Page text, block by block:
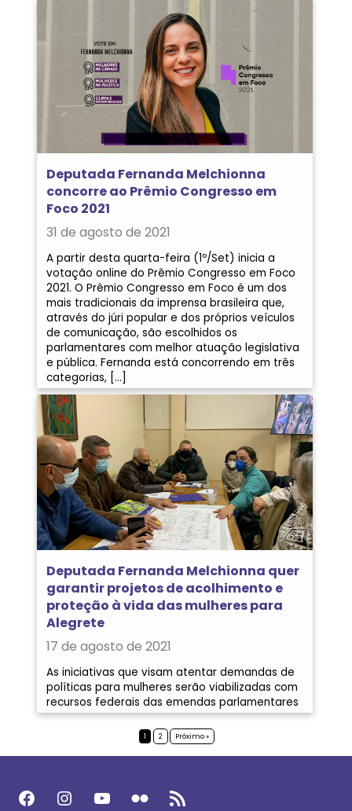
Deputada Fernanda Melchionna
concorre ao Prêmio Congresso em
Foco 2021
31 de agosto de 2021
A partir desta quarta-feira (1º/Set) inicia a
votação online do Prêmio Congresso em Foco
2021. O Prêmio Congresso em Foco é um dos
mais tradicionais da imprensa brasileira que,
através do júri popular e dos próprios veículos
de comunicação, são escolhidos os
parlamentares com melhor atuação legislativa
e pública. Fernanda está concorrendo em três
categorias, […]
Deputada Fernanda Melchionna quer
garantir projetos de acolhimento e
proteção à vida das mulheres para
Alegrete
17 de agosto de 2021
As iniciativas que visam atentar demandas de
políticas para mulheres serão viabilizadas com
recursos federais das emendas parlamentares
1 2 Próximo »
Facebook Instagram Youtube Flickr Feed RSS